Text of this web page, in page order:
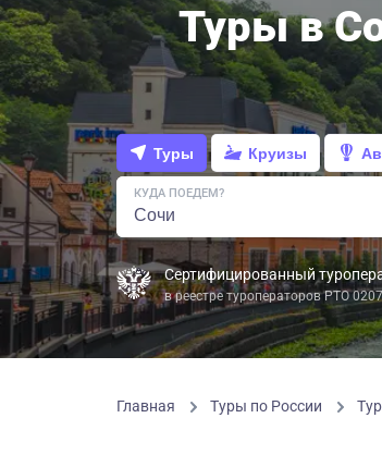
Туры в
Туры Круизы
КУДА ПОЕДЕМ?
Сертифицированный
в реестре туроператоров РТО
Главная Туры по России